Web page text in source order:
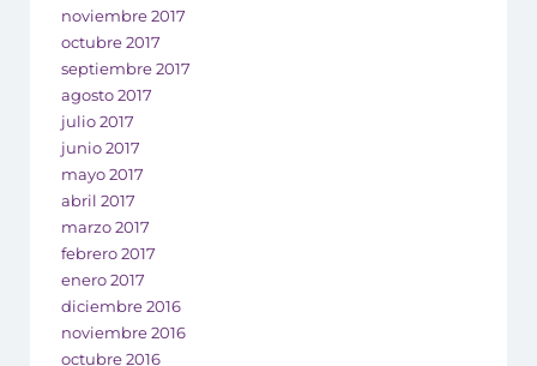
noviembre 2017
octubre 2017
septiembre 2017
agosto 2017
julio 2017
junio 2017
mayo 2017
abril 2017
marzo 2017
febrero 2017
enero 2017
diciembre 2016
noviembre 2016
octubre 2016